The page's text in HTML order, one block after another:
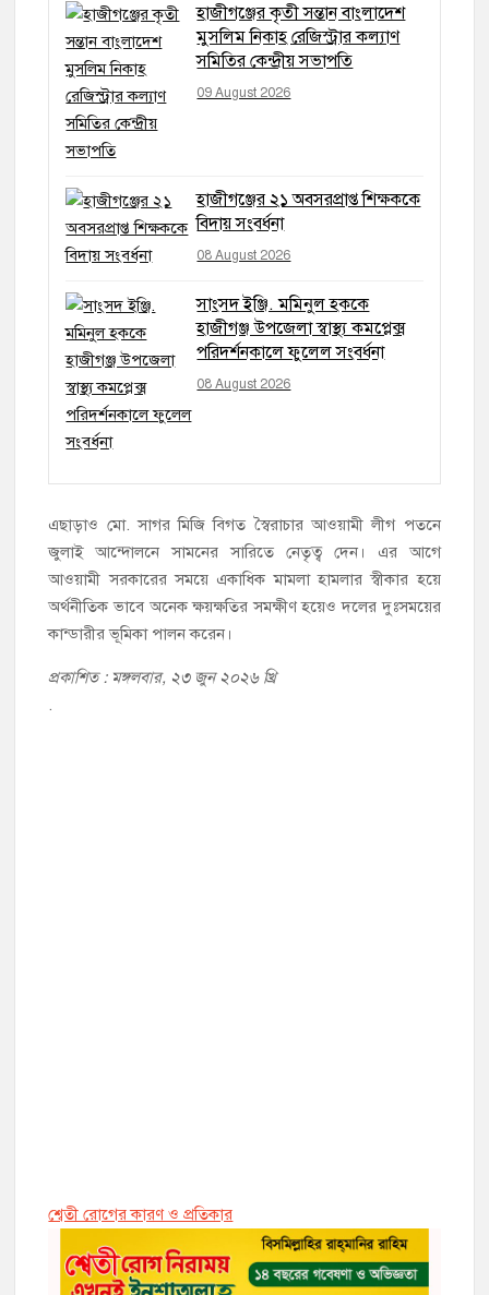
হাজীগঞ্জের কৃতী সন্তান বাংলাদেশ
মুসলিম নিকাহ রেজিস্ট্রার কল্যাণ
সমিতির কেন্দ্রীয় সভাপতি
09 August 2026
হাজীগঞ্জের ২১ অবসরপ্রাপ্ত শিক্ষককে
বিদায় সংবর্ধনা
08 August 2026
সাংসদ ইঞ্জি. মমিনুল হককে
হাজীগঞ্জ উপজেলা স্বাস্থ্য কমপ্লেক্স
পরিদর্শনকালে ফুলেল সংবর্ধনা
08 August 2026
এছাড়াও মো. সাগর মিজি বিগত স্বৈরাচার আওয়ামী লীগ পতনে
জুলাই আন্দোলনে সামনের সারিতে নেতৃত্ব দেন। এর আগে
আওয়ামী সরকারের সময়ে একাধিক মামলা হামলার স্বীকার হয়ে
অর্থনীতিক ভাবে অনেক ক্ষয়ক্ষতির সমক্ষীণ হয়েও দলের দুঃসময়ের
কান্ডারীর ভূমিকা পালন করেন।
প্রকাশিত : মঙ্গলবার, ২৩ জুন ২০২৬ খ্রি
শ্বেতী রোগের কারণ ও প্রতিকার